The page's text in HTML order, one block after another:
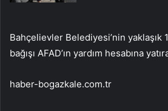
Bahçelievler Belediyesi’nin yaklaşık
bağışı AFAD’ın yardım hesabına
haber-bogazkale.com.tr